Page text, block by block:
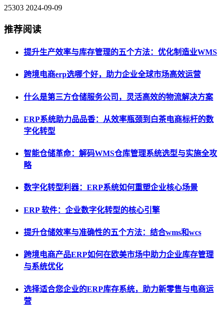
25303 2024-09-09
推荐阅读
提升生产效率与库存管理的五个方法：优化制造业WMS
跨境电商erp选哪个好，助力企业全球市场高效运营
什么是第三方仓储服务公司，灵活高效的物流解决方案
ERP系统助力品品香：从效率瓶颈到白茶电商标杆的数
字化转型
智能仓储革命：解码WMS仓库管理系统选型与实施全攻
略
数字化转型利器：ERP系统如何重塑企业核心场景
ERP 软件：企业数字化转型的核心引擎
提升仓储效率与准确性的五个方法：结合wms和wcs
跨境电商产品ERP如何在欧美市场中助力企业库存管理
与系统优化
选择适合您企业的ERP库存系统，助力新零售与电商运
营